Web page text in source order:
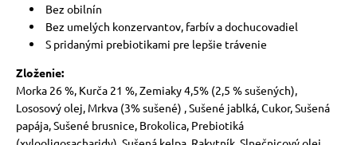
Bez obilnín
Bez umelých konzervantov, farbív a dochucovadiel
S pridanými prebiotikami pre lepšie trávenie
Zloženie:
Morka 26 %, Kurča 21 %, Zemiaky 4,5% (2,5 % sušených),
Lososový olej, Mrkva (3% sušené) , Sušené jablká, Cukor, Sušená
papája, Sušené brusnice, Brokolica, Prebiotiká